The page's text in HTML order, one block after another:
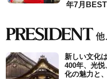
年7月BEST
新しい文化
400年、光
化の魅力と